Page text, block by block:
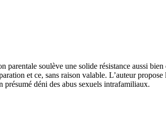
soulève une solide résistance aussi
et ce, sans raison valable. L’auteur
présumé déni des abus sexuels intrafamiliaux.